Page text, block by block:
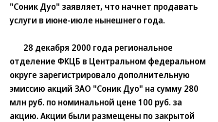
"Соник Дуо" заявляет, что начнет продавать
услуги в июне-июле нынешнего года.
28 декабря 2000 года региональное
отделение ФКЦБ в Центральном федеральном
округе зарегистрировало дополнительную
эмиссию акций ЗАО "Соник Дуо" на сумму 280
млн руб. по номинальной цене 100 руб. за
акцию. Акции были размещены по закрытой